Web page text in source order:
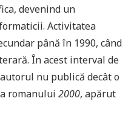
devenind un
Activitatea
până în 1990, când
În acest interval de
nu publică decât o
romanului 2000, apărut